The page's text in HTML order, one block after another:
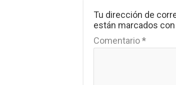
Tu dirección de
están marcados con
Comentario*